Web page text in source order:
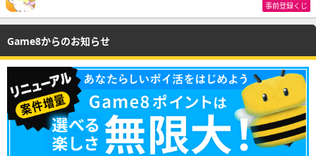
事前登録くじ
Game8からのお知らせ